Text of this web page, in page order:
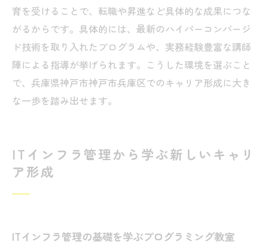
育を受けることで、転職や昇進など具体的な成果につな
がるからです。具体的には、最新のハイパーコンバージ
ド技術を取り入れたプログラムや、実務経験豊富な講師
陣による指導が挙げられます。こうした環境を選ぶこと
で、兵庫県神戸市神戸市兵庫区でのキャリア形成に大き
な一歩を踏み出せます。
ITインフラ管理から学ぶ新しいキャリ
ア形成
ITインフラ管理の基礎を学ぶプログラミング教室